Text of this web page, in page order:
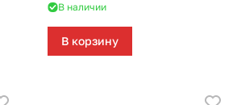
В наличии
В корзину